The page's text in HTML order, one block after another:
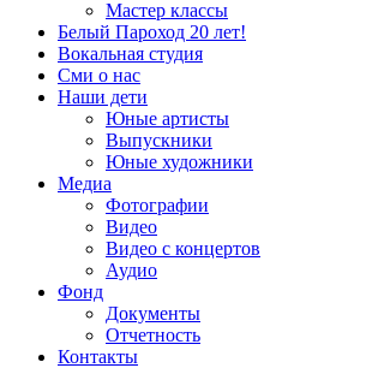
Мастер классы
Белый Пароход 20 лет!
Вокальная студия
Сми о нас
Наши дети
Юные артисты
Выпускники
Юные художники
Медиа
Фотографии
Видео
Видео с концертов
Аудио
Фонд
Документы
Отчетность
Контакты